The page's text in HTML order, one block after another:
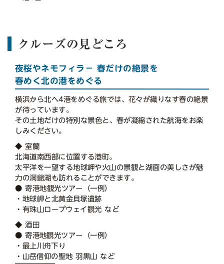
クルーズの見どころ
夜桜やネモフィラ－ 春だけの絶景を
春めく北の港をめぐる
横浜から北へ4港をめぐる旅では、花々が織りなす春の絶景
が待っています。
その土地だけの特別な景色と、春が凝縮された航海をお楽
しみください。
◆ 室蘭
北海道南西部に位置する港町。
太平洋を一望する地球岬や火山の景観と湖面の美しさが魅
力の洞爺湖も訪れることができます。
● 寄港地観光ツアー（一例）
・地球岬と北黄金貝塚遺跡
・有珠山ロープウェイ観光 など
◆ 酒田
● 寄港地観光ツアー（一例）
・最上川舟下り
・山岳信仰の聖地 羽黒山 など